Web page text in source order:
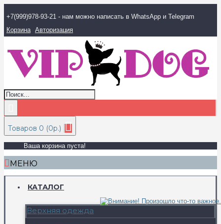
+7(999)978-93-21 - нам можно написать в WhatsApp и Telegram
Корзина Авторизация
Товаров 0 (0р.)
Ваша корзина пуста!
МЕНЮ
КАТАЛОГ
Верхняя одежда